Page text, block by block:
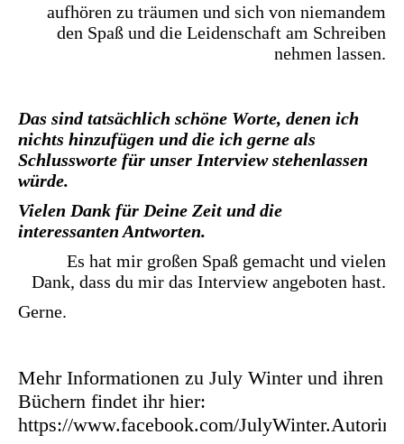
aufhören zu träumen und sich von niemandem
den Spaß und die Leidenschaft am Schreiben
nehmen lassen.
Das sind tatsächlich schöne Worte, denen ich
nichts hinzufügen und die ich gerne als
Schlussworte für unser Interview stehenlassen
würde.
Vielen Dank für Deine Zeit und die
interessanten Antworten.
Es hat mir großen Spaß gemacht und vielen
Dank, dass du mir das Interview angeboten hast.
Gerne.
Mehr Informationen zu July Winter und ihren
Büchern findet ihr hier:
https://www.facebook.com/JulyWinter.Autorin/